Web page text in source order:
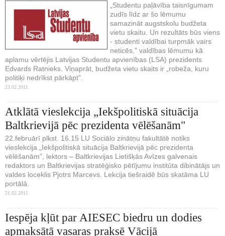
„Studentu paļāvība taisnīgumam
zudīs līdz ar šo lēmumu
samazināt augstskolu budžeta
vietu skaitu. Un rezultāts būs viens
- studenti valdībai turpmāk vairs
neticēs," valdības lēmumu kā
aplamu vērtējis Latvijas Studentu apvienības (LSA) prezidents
Edvards Ratnieks. Viņaprāt, budžeta vietu skaits ir „robeža, kuru
politiķi nedrīkst pārkāpt".
23.02.2011.
Atklātā vieslekcija „Iekšpolitiskā situācija
Baltkrievijā pēc prezidenta vēlēšanām"
22.februārī plkst. 16.15 LU Sociālo zinātņu fakultātē notiks
vieslekcija „Iekšpolitiskā situācija Baltkrievijā pēc prezidenta
vēlēšanām", lektors – Baltkrievijas Lietišķās Avīzes galvenais
redaktors un Baltkrievijas stratēģisko pētījumu institūta dibinātājs un
valdes loceklis Pjotrs Marcevs. Lekcija tiešraidē būs skatāma LU
portālā.
21.02.2011.
Iespēja kļūt par AIESEC biedru un dodies
apmaksātā vasaras praksē Vācijā